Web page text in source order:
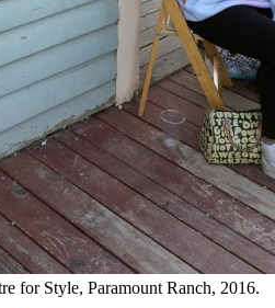
for Style, Paramount Ranch, 2016.